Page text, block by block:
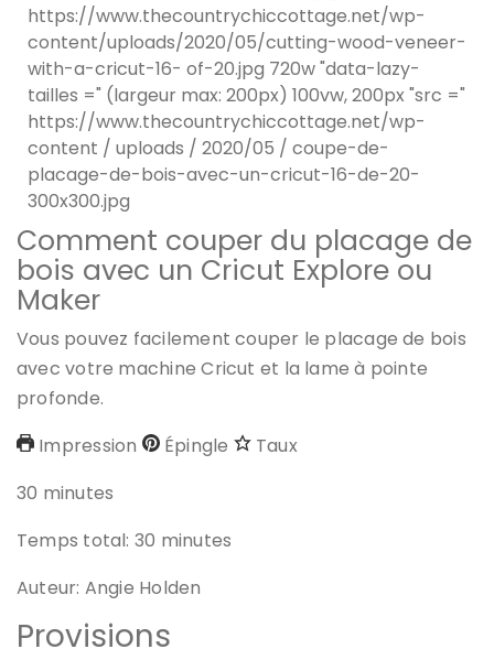
Comment couper du placage de
bois avec un Cricut Explore ou
Maker
Vous pouvez facilement couper le placage de bois
avec votre machine Cricut et la lame à pointe
profonde.
Impression
Épingle
Taux
30 minutes
Temps total: 30 minutes
Auteur: Angie Holden
Provisions